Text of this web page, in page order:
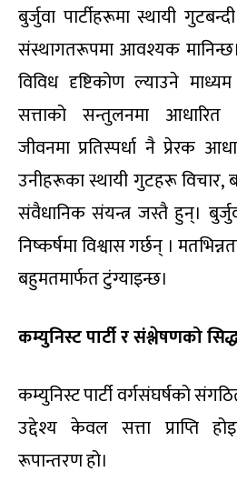
बुर्जुवा पार्टीहरूमा स्थायी
संस्थागतरूपमा आवश्यक मानिन्छ।
विविध दृष्टिकोण ल्याउने
सत्ताको सन्तुलनमा आधारित
जीवनमा प्रतिस्पर्धा नै प्रेरक
उनीहरूका स्थायी गुटहरू
संवैधानिक संयन्त्र जस्तै हुन्।
निष्कर्षमा विश्वास गर्छन् ।
बहुमतमार्फत टुंग्याइन्छ।
कम्युनिस्ट पार्टी र संश्लेषणको
कम्युनिस्ट पार्टी वर्गसंघर्षको
उद्देश्य केवल सत्ता प्राप्ति
रूपान्तरण हो।